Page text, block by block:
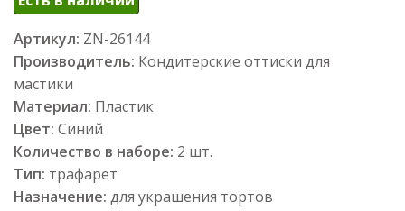
Артикул: ZN-26144
Производитель: Кондитерские оттиски для
мастики
Материал: Пластик
Цвет: Синий
Количество в наборе: 2 шт.
Тип: трафарет
Назначение: для украшения тортов